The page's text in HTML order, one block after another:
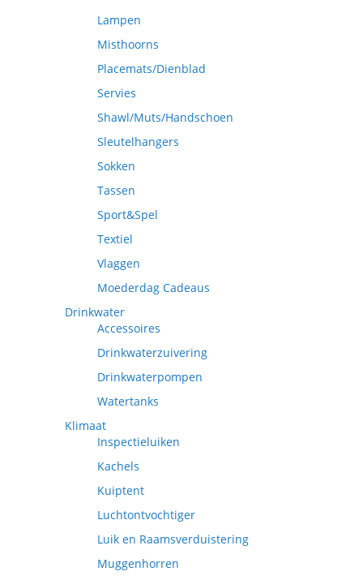
Lampen
Misthoorns
Placemats/Dienblad
Servies
Shawl/Muts/Handschoen
Sleutelhangers
Sokken
Tassen
Sport&Spel
Textiel
Vlaggen
Moederdag Cadeaus
Drinkwater
Accessoires
Drinkwaterzuivering
Drinkwaterpompen
Watertanks
Klimaat
Inspectieluiken
Kachels
Kuiptent
Luchtontvochtiger
Luik en Raamsverduistering
Muggenhorren